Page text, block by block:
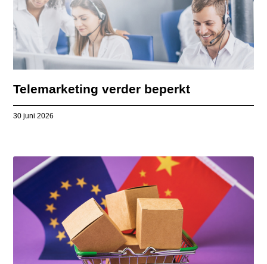
Telemarketing verder beperkt
30 juni 2026